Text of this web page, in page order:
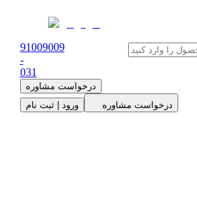
91009009
-
031
درخواست مشاوره
ورود | ثبت نام
درخواست مشاوره